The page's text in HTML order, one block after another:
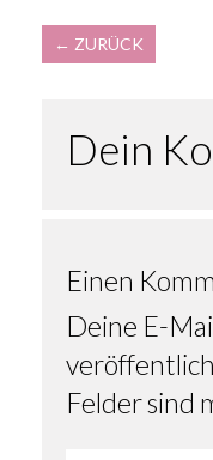
← ZURÜCK
Dein
Einen
Deine E-
Felder sind